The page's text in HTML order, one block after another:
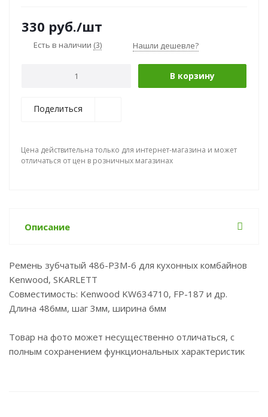
330 руб./шт
Есть в наличии (3) Нашли дешевле?
В корзину
Поделиться
Цена действительна только для интернет-магазина и может
отличаться от цен в розничных магазинах
Описание
Ремень зубчатый 486-P3M-6 для кухонных комбайнов
Kenwood, SKARLETT
Совместимость: Kenwood KW634710, FP-187 и др.
Длина 486мм, шаг 3мм, ширина 6мм
Товар на фото может несущественно отличаться, с
полным сохранением функциональных характеристик